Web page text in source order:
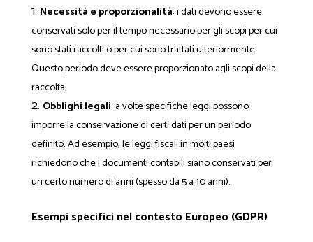
Necessità e proporzionalità: i dati devono essere
conservati solo per il tempo necessario per gli scopi per cui
sono stati raccolti o per cui sono trattati ulteriormente.
Questo periodo deve essere proporzionato agli scopi della
raccolta.
Obblighi legali: a volte specifiche leggi possono
imporre la conservazione di certi dati per un periodo
definito. Ad esempio, le leggi fiscali in molti paesi
richiedono che i documenti contabili siano conservati per
un certo numero di anni (spesso da 5 a 10 anni).
Esempi specifici nel contesto Europeo (GDPR)